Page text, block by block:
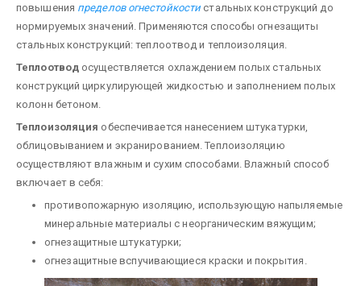
повышения пределов ог­нестойкостистальных конструкций до
нормируемых значений. Применяются способы огнезащиты
стальных конструкций: теплоотвод и теплоизоляция.
Теплоотвод осуществляется охлаждением полых стальных
конструкций цирку­лирующей жидкостью и заполнением полых
колонн бетоном.
Теплоизоляция обеспечивается нанесени­ем штукатурки,
облицовыванием и экранированием. Теплоизоляцию
осуществляют влажным и сухим способами. Влажный способ
включает в себя:
противопожарную изоляцию, использующую напыляе­мые
минеральные материалы с неорганическим вяжущим;
огнезащитные штукатурки;
огнезащитные вспучивающиеся краски и покрытия.